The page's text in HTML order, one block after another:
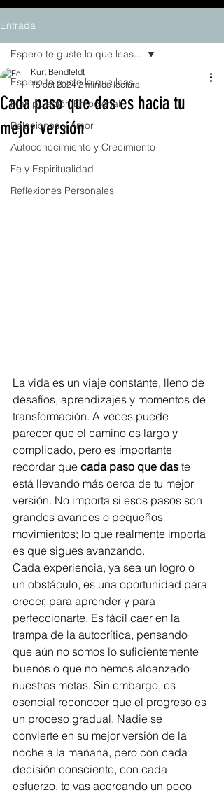
Entrada
Espero te guste lo que leas...
Manipulación Emocional
Relaciones y Amor
Autoconocimiento y Crecimiento
Fe y Espiritualidad
Reflexiones Personales
Espero te guste lo que leas...
Cada paso que das es hacia tu
mejor versión
Kurt Bendfeldt
15 oct 2024 2 min de lectura
La vida es un viaje constante, lleno de
desafíos, aprendizajes y momentos de
transformación. A veces puede
parecer que el camino es largo y
complicado, pero es importante
recordar que cada paso que das te
está llevando más cerca de tu mejor
versión. No importa si esos pasos son
grandes avances o pequeños
movimientos; lo que realmente importa
es que sigues avanzando.
Cada experiencia, ya sea un logro o
un obstáculo, es una oportunidad para
crecer, para aprender y para
perfeccionarte. Es fácil caer en la
trampa de la autocrítica, pensando
que aún no somos lo suficientemente
buenos o que no hemos alcanzado
nuestras metas. Sin embargo, es
esencial reconocer que el progreso es
un proceso gradual. Nadie se
convierte en su mejor versión de la
noche a la mañana, pero con cada
decisión consciente, con cada
esfuerzo, te vas acercando un poco